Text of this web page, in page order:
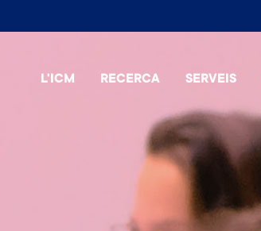
L'ICM RECERCA SERVEIS